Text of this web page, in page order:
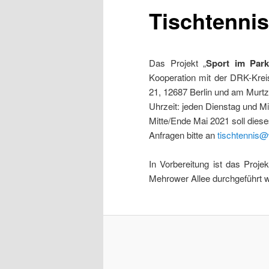
springen
Das Projekt „Sport im
Kooperation mit der DRK-
21, 12687 Berlin und am
Uhrzeit: jeden Dienstag und
Mitte/Ende Mai 2021 soll
Anfragen bitte an
In Vorbereitung ist das
Mehrower Allee durchgeführt